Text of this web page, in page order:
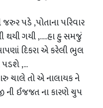
પડે ,પોતાના પરિવાર
થયી ગયી ,.....હા હુ સમજું
દિકરા એ કરેલી ભુલ
પડશે ,...
ચાલે તો એ નાલાયક ને
ની ઈજજત ના કારણે ચુપ